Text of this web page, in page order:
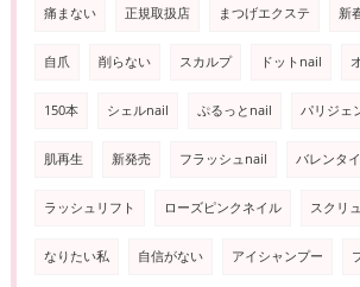
痛まない 正規取扱店 まつげエクステ 新
自爪 削らない スカルプ ドットnail
150本 シェルnail ぷるっとnail パリジェ
肌再生 新発売 フラッシュnail バレンタ
ラッシュリフト ローズピンクネイル スクリ
なりたい私 自信がない アイシャンプー